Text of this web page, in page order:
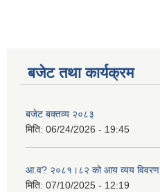
बजेट तथा कार्यक्रम
बजेट बक्तव्य २०८३
मिति: 06/24/2026 - 19:45
आ.व? २०८१।८२ को आय व्यय विवरण
मिति: 07/10/2025 - 12:19